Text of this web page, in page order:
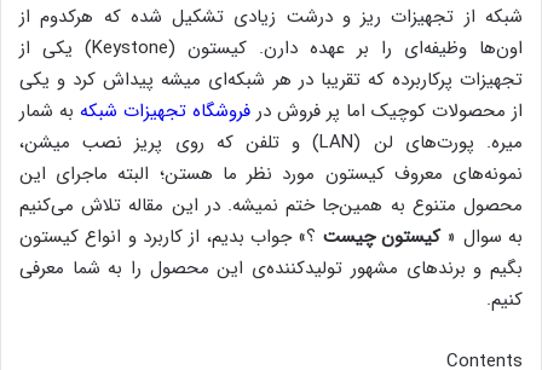
شبکه از تجهیزات ریز و درشت زیادی تشکیل شده که هرکدوم از
اون‌ها وظیفه‌ای را بر عهده دارن. کیستون (Keystone) یکی از
تجهیزات پرکاربرده که تقریبا در هر شبکه‌ای میشه پیداش کرد و یکی
از محصولات کوچیک اما پر فروش در فروشگاه تجهیزات شبکه به شمار
میره. پورت‌های لن (LAN) و تلفن که روی پریز نصب میشن،
نمونه‌های معروف کیستون مورد نظر ما هستن؛ البته ماجرای این
محصول متنوع به همین‌جا ختم نمیشه. در این مقاله تلاش می‌کنیم
به سوال «کیستون چیست ؟» جواب بدیم، از کاربرد و انواع کیستون
بگیم و برندهای مشهور تولیدکننده‌ی این محصول را به شما معرفی
کنیم.
Contents